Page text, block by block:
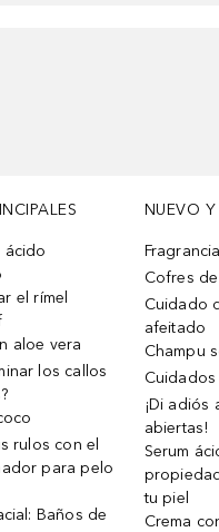
ácido
el rímel
aloe vera
los callos
rulos con el
para pelo
Baños de
NUEVO
Cofres
Cuidado
afeitado
Champu
¡Di adiós
abiertas!
Serum
tu piel
Crema